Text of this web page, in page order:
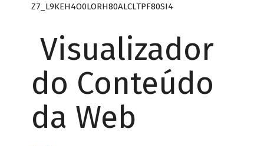
Z7_L9KEH4O0LORH80ALCLTPF80SI4
Visualizador
do Conteúdo
da Web